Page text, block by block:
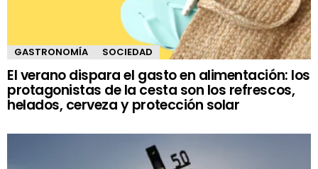
GASTRONOMÍA SOCIEDAD
El verano dispara el gasto en alimentación: los
protagonistas de la cesta son los refrescos,
helados, cerveza y protección solar